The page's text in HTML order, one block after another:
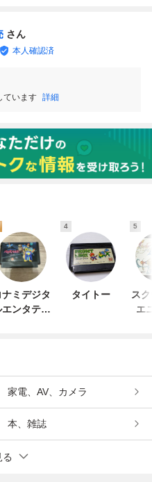
さん
本人確認済
ています 詳細
ナミデジタ
エンタテイ
4
タイトー
5
ス
エ
家電、AV、カメラ
本、雑誌
る